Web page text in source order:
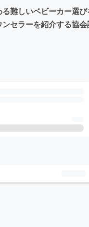
難しいベビーカー選び
セラーを紹介する協会